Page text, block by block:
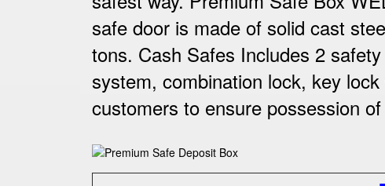
safe door is made of solid cast
tons. Cash Safes Includes 2
system, combination lock, key
customers to ensure possession